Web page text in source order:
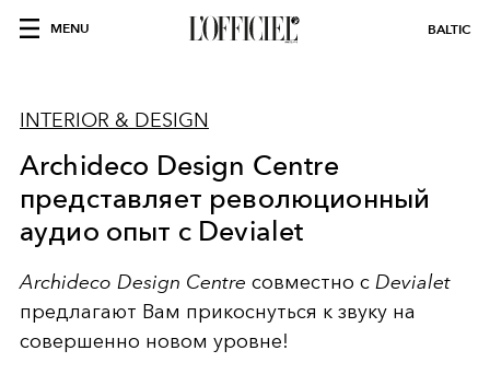
MENU BALTIC
INTERIOR & DESIGN
Archideco Design Centre
представляет революционный
аудио опыт с Devialet
Archideco Design Centre совместно с Devialet
предлагают Вам прикоснуться к звуку на
совершенно новом уровне!